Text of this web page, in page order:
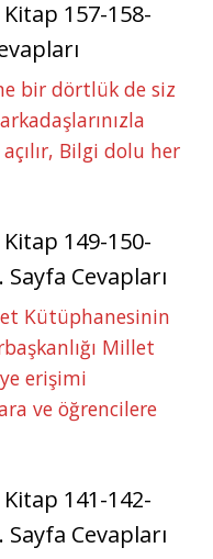
Kitap 157-158-
bir dörtlük de siz
Bilgi dolu her
Kitap 149-150-
Cevapları
Kütüphanesinin
Millet
erişimi
ve öğrencilere
Kitap 141-142-
Cevapları